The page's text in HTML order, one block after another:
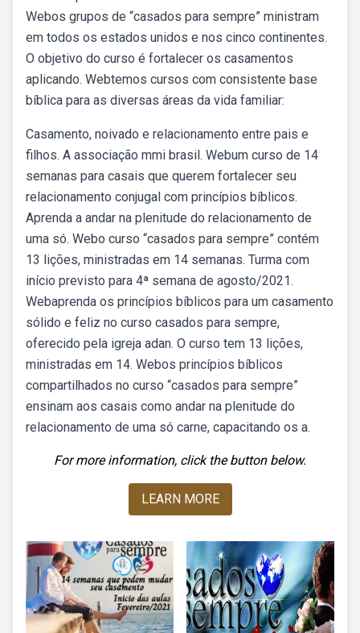
Webos grupos de “casados para sempre” ministram
em todos os estados unidos e nos cinco continentes.
O objetivo do curso é fortalecer os casamentos
aplicando. Webtemos cursos com consistente base
bíblica para as diversas áreas da vida familiar:
Casamento, noivado e relacionamento entre pais e
filhos. A associação mmi brasil. Webum curso de 14
semanas para casais que querem fortalecer seu
relacionamento conjugal com princípios bíblicos.
Aprenda a andar na plenitude do relacionamento de
uma só. Webo curso “casados para sempre” contém
13 lições, ministradas em 14 semanas. Turma com
início previsto para 4ª semana de agosto/2021.
Webaprenda os princípios bíblicos para um casamento
sólido e feliz no curso casados para sempre,
oferecido pela igreja adan. O curso tem 13 lições,
ministradas em 14. Webos princípios bíblicos
compartilhados no curso “casados para sempre”
ensinam aos casais como andar na plenitude do
relacionamento de uma só carne, capacitando os a.
For more information, click the button below.
LEARN MORE